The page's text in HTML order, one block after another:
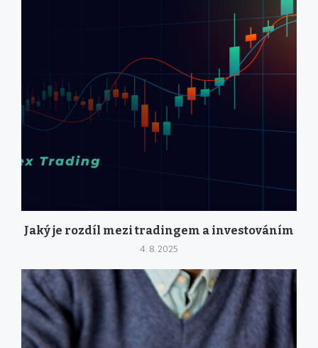
Jaký je rozdíl mezi tradingem a investováním
4. 8. 2025